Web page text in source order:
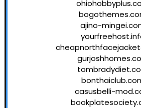
ajino-
casusbelli-